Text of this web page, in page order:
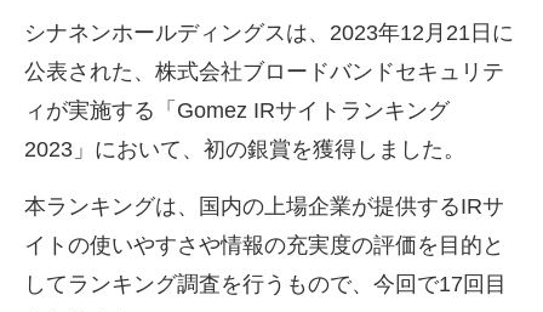
シナネンホールディングスは、 2023年12 月 21 日に
公表された、株式会社ブロードバンドセキュリテ
ィが実施する「 Gomez IRサイトランキング
2023 」において、初の銀賞を獲得しました。
本ランキングは、国内の上場企業が提供するIRサ
イトの使いやすさや情報の充実度の評価を目的と
してランキング調査を行うもので、今回で17 回目